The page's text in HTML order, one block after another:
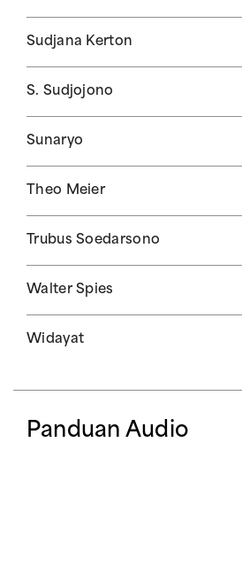
Sudjana Kerton
S. Sudjojono
Sunaryo
Theo Meier
Trubus Soedarsono
Walter Spies
Widayat
Panduan Audio